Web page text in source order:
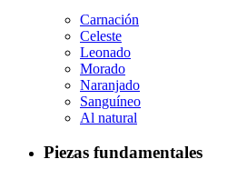
Carnación
Celeste
Leonado
Morado
Naranjado
Sanguíneo
Al natural
Piezas fundamentales